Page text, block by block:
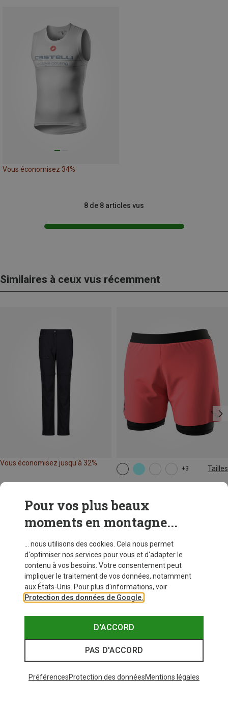
Vous économisez 34%
8 de 8 articles vus
Similaires à ceux vus récemment
Vous économisez jusqu'à 32%
+3 Tailles
79,95 €
XS S
Pour vos plus beaux
moments en montagne...
... nous utilisons des cookies. Cela nous permet
d'optimiser nos services pour vous et d'adapter le
contenu à vos besoins. Votre consentement peut
impliquer le traitement de vos données, notamment
aux États-Unis. Pour plus d'informations, voir
Protection des données de Google.
D'ACCORD
PAS D'ACCORD
PréférencesProtection des donnéesMentions légales